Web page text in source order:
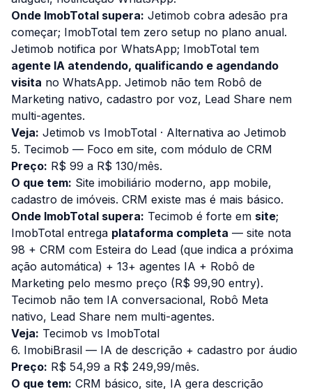
Onde ImobTotal supera: Jetimob cobra adesão pra
começar; ImobTotal tem zero setup no plano anual.
Jetimob notifica por WhatsApp; ImobTotal tem
agente IA atendendo, qualificando e agendando
visita no WhatsApp. Jetimob não tem Robô de
Marketing nativo, cadastro por voz, Lead Share nem
multi-agentes.
Veja: Jetimob vs ImobTotal · Alternativa ao Jetimob
5. Tecimob — Foco em site, com módulo de CRM
Preço: R$ 99 a R$ 130/mês.
O que tem: Site imobiliário moderno, app mobile,
cadastro de imóveis. CRM existe mas é mais básico.
Onde ImobTotal supera: Tecimob é forte em site;
ImobTotal entrega plataforma completa — site nota
98 + CRM com Esteira do Lead (que indica a próxima
ação automática) + 13+ agentes IA + Robô de
Marketing pelo mesmo preço (R$ 99,90 entry).
Tecimob não tem IA conversacional, Robô Meta
nativo, Lead Share nem multi-agentes.
Veja: Tecimob vs ImobTotal
6. ImobiBrasil — IA de descrição + cadastro por áudio
Preço: R$ 54,99 a R$ 249,99/mês.
O que tem: CRM básico, site, IA gera descrição